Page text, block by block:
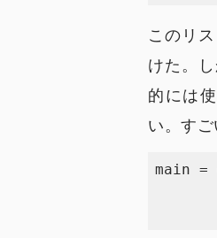
このリ
けた。し
的には
い。すご
main =